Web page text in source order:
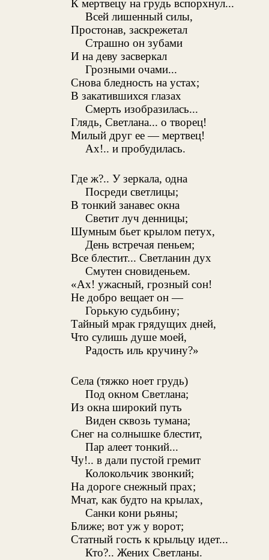
К мертвецу на грудь вспорхнул...
Всей лишенный силы,
Простонав, заскрежетал
Страшно он зубами
И на деву засверкал
Грозными очами...
Снова бледность на устах;
В закатившихся глазах
Смерть изобразилась...
Глядь, Светлана... о творец!
Милый друг ее — мертвец!
Ах!.. и пробудилась.
Где ж?.. У зеркала, одна
Посреди светлицы;
В тонкий занавес окна
Светит луч денницы;
Шумным бьет крылом петух,
День встречая пеньем;
Все блестит... Светланин дух
Смутен сновиденьем.
«Ах! ужасный, грозный сон!
Не добро вещает он —
Горькую судьбину;
Тайный мрак грядущих дней,
Что сулишь душе моей,
Радость иль кручину?»
Села (тяжко ноет грудь)
Под окном Светлана;
Из окна широкий путь
Виден сквозь тумана;
Снег на солнышке блестит,
Пар алеет тонкий...
Чу!.. в дали пустой гремит
Колокольчик звонкий;
На дороге снежный прах;
Мчат, как будто на крылах,
Санки кони рьяны;
Ближе; вот уж у ворот;
Статный гость к крыльцу идет...
Кто?.. Жених Светланы.